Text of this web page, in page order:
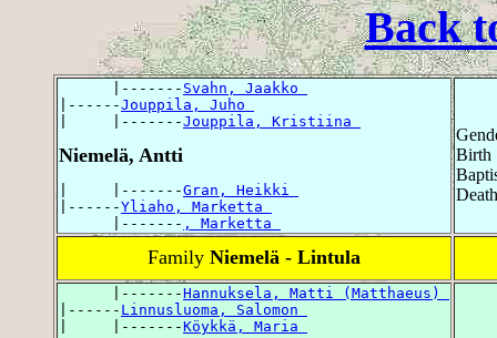
Back
      |-------
Svahn, Jaakko
|------Jouppila, Juho
|     |-------Jouppila, Kristiina
Niemelä, Antti
|     |-------Gran, Heikki
|------Yliaho, Marketta
      |-------
, Marketta
Birth
Family Niemelä - Lintula
      |-------
Hannuksela, Matti (Matthaeus)
|------ Linnusluoma, Salomon
|     |-------Köykkä, Maria